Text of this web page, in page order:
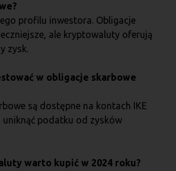
profilu inwestora. Obligacje
ale kryptowaluty oferują
zysk.
w obligacje skarbowe
są dostępne na kontach IKE
uniknąć podatku od zysków
warto kupić w 2024 roku?